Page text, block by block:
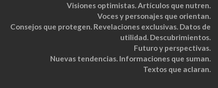
Visiones optimistas. Artículos que nutren.
Voces y personajes que orientan.
Consejos que protegen. Revelaciones exclusivas. Datos de
utilidad. Descubrimientos.
Futuro y perspectivas.
Nuevas tendencias. Informaciones que suman.
Textos que aclaran.